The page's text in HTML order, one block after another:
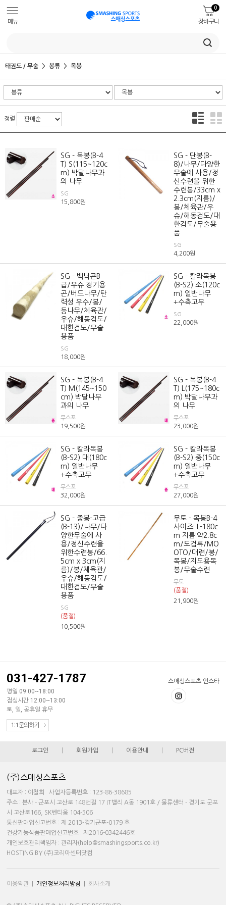
메뉴 장바구니
0
태권도 / 무술 봉류 목봉
정렬
SG - 목봉(B-4
T) S(115~120c
m) 박달나무과
의 나무
SG
15,800원
SG - 단봉(B-
8)/나무/다양한
무술에 사용/정
신수련을 위한
수련봉/33cm x
2.3cm(지름)/
봉/체육관/우
슈/해동검도/대
한검도/무술용
품
SG
4,200원
SG - 백낙곤B
급/우슈 경기용
곤/버드나무/탄
력성 우수/봉/
등나무/체육관/
우슈/해동검도/
대한검도/무술
용품
SG
18,000원
SG - 칼라목봉
(B-S2) 소(120c
m) 일반나무
+수축고무
SG
22,000원
SG - 목봉(B-4
T) M(145~150
cm) 박달나무
과의 나무
무스포
19,500원
SG - 목봉(B-4
T) L(175~180c
m) 박달나무과
의 나무
무스포
23,000원
SG - 칼라목봉
(B-S2) 대(180c
m) 일반나무
+수축고무
무스포
32,000원
SG - 칼라목봉
(B-S2) 중(150c
m) 일반나무
+수축고무
무스포
27,000원
SG - 중봉-고급
(B-13)/나무/다
양한무술에 사
용/정신수련을
위한수련봉/66.
5cm x 3cm(지
름)/봉/체육관/
우슈/해동검도/
대한검도/무술
용품
SG
(품절)
10,500원
무토 - 목봉B-4
사이즈: L-180c
m 지름:약2.8c
m/도검류/MO
OTO/대련/봉/
목봉/지도용목
봉/무술수련
무토
(품절)
21,900원
스매싱스포츠 인스타
031-427-1787
평일 09:00~18:00
점심시간 12:00~13:00
토, 일, 공휴일 휴무
1:1문의하기
로그인 회원가입 이용안내 PC버전
(주)스매싱스포츠
대표자 : 이철희 사업자등록번호 : 123-86-38685
주소 : 본사 - 군포시 고산로 148번길 17 IT밸리 A동 1901호 / 물류센터 - 경기도 군포
시 고산로166, SK벤티움 104-506
통신판매업신고번호 : 제 2013-경기군포-0179 호
건강기능식품판매업신고번호 : 제2016-0342446호
개인보호관리책임자 : 관리자(help@smashingsports.co.kr)
HOSTING BY (주)코리아센터닷컴
이용약관 개인정보처리방침 회사소개